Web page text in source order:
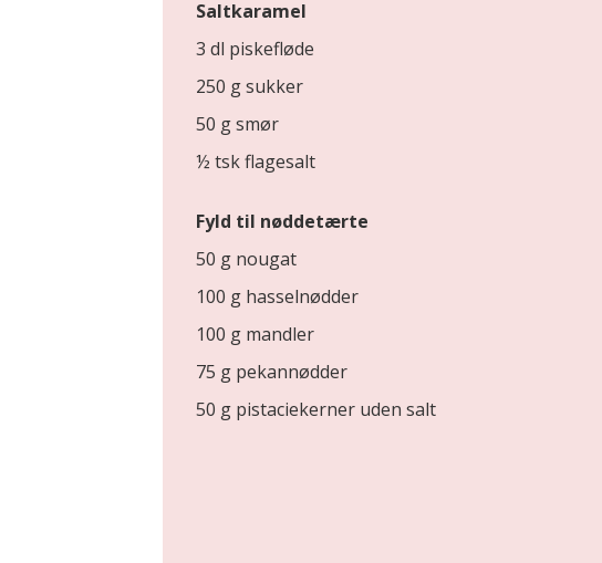
Saltkaramel
3 dl piskefløde
250 g sukker
50 g smør
½ tsk flagesalt
Fyld til nøddetærte
50 g nougat
100 g hasselnødder
100 g mandler
75 g pekannødder
50 g pistaciekerner uden salt